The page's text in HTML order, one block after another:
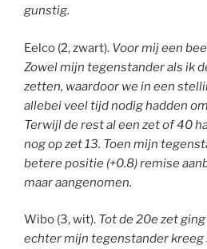
gunstig.
Eelco (2, zwart). Voor mij een
Zowel mijn tegenstander als ik
zetten, waardoor we in een
allebei veel tijd nodig hadden
Terwijl de rest al een zet of 40
nog op zet 13. Toen mijn
betere positie (+0.8) remise
maar aangenomen.
Wibo (3, wit). Tot de 20e zet
echter mijn tegenstander